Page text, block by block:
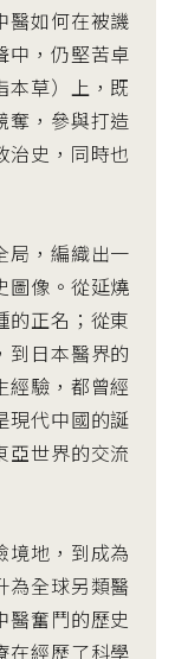
醫如何在被譏
中，仍堅苦卓
本草）上，既
奪，參與打造
治史，同時也
，編織出一
圖像。從延燒
的正名；從東
到日本醫界的
經驗，都曾經
現代中國的誕
亞世界的交流
地，到成為
為全球另類醫
醫奮鬥的歷史
在經歷了科學